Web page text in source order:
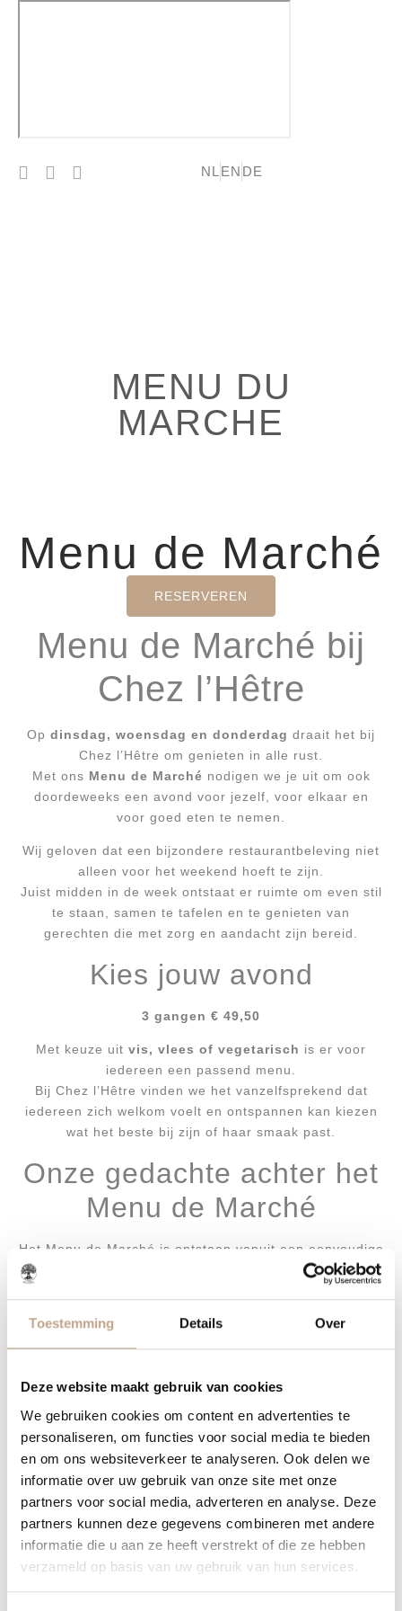
Toestemming Details Over
Deze website maakt gebruik van cookies
We gebruiken cookies om content en advertenties te
personaliseren, om functies voor social media te bieden
en om ons websiteverkeer te analyseren. Ook delen we
informatie over uw gebruik van onze site met onze
partners voor social media, adverteren en analyse. Deze
partners kunnen deze gegevens combineren met andere
informatie die u aan ze heeft verstrekt of die ze hebben
verzameld op basis van uw gebruik van hun services.
NL EN DE
MENU DU
MARCHE
Menu de Marché
RESERVEREN
Menu de Marché bij
Chez l’Hêtre
Op dinsdag, woensdag en donderdag draait het bij
Chez l’Hêtre om genieten in alle rust.
Met ons Menu de Marché nodigen we je uit om ook
doordeweeks een avond voor jezelf, voor elkaar en
voor goed eten te nemen.
Wij geloven dat een bijzondere restaurantbeleving niet
alleen voor het weekend hoeft te zijn.
Juist midden in de week ontstaat er ruimte om even stil
te staan, samen te tafelen en te genieten van
gerechten die met zorg en aandacht zijn bereid.
Kies jouw avond
3 gangen € 49,50
Met keuze uit vis, vlees of vegetarisch is er voor
iedereen een passend menu.
Bij Chez l’Hêtre vinden we het vanzelfsprekend dat
iedereen zich welkom voelt en ontspannen kan kiezen
wat het beste bij zijn of haar smaak past.
Onze gedachte achter het
Menu de Marché
Het Menu de Marché is ontstaan vanuit een eenvoudige
Daarom creëren we een menu dat toegankelijk én
maar gastvrijheid.
Doordeweeks iets om naar
uit te kijken
Een diner op dinsdag, woensdag of donderdag kan net
zo bijzonder zijn als een avond in het weekend.